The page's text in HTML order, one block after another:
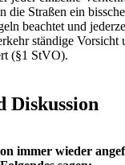
die Straßen ein
beachtet und
ständige Vorsicht
(§1 StVO).
Diskussion
immer wieder